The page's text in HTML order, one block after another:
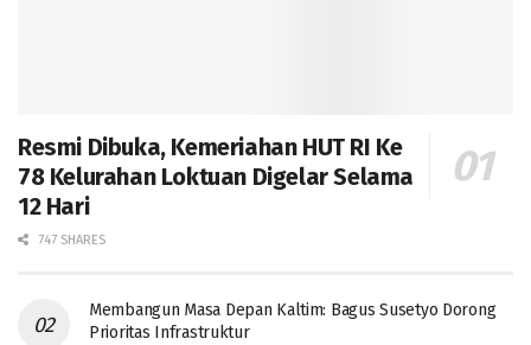
Resmi Dibuka, Kemeriahan HUT RI Ke
78 Kelurahan Loktuan Digelar Selama
12 Hari
747 SHARES
Membangun Masa Depan Kaltim: Bagus Susetyo Dorong
Prioritas Infrastruktur